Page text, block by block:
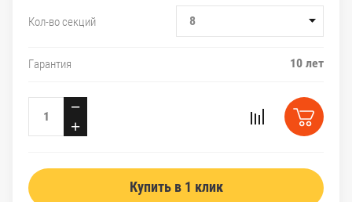
Кол-во секций 8
Гарантия 10 лет
−
+
Купить в 1 клик